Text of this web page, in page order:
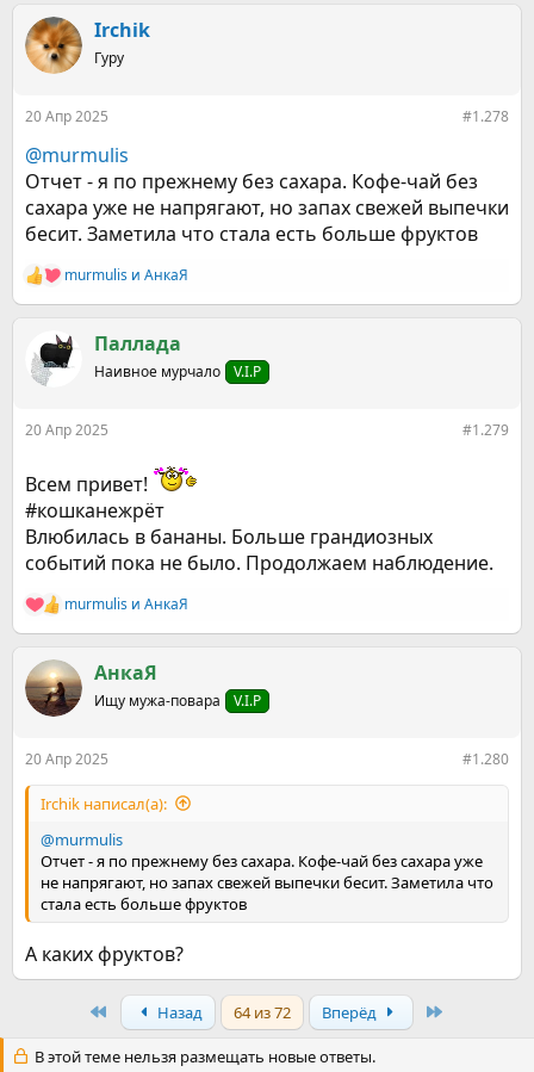
к
ц
и
Irchik
Гуру
20 Апр 2025 #1.278
@murmulis
Отчет - я по прежнему без сахара. Кофе-чай без
сахара уже не напрягают, но запах свежей выпечки
бесит. Заметила что стала есть больше фруктов
Р
е
ц
и
murmulis и АнкаЯ
Паллада
Наивное мурчало V.I.P
20 Апр 2025 #1.279
Всем привет!
#кошканежрёт
Влюбилась в бананы. Больше грандиозных
событий пока не было. Продолжаем наблюдение.
Р
е
к
ц
и
murmulis и АнкаЯ
АнкаЯ
Ищу мужа-повара V.I.P
20 Апр 2025 #1.280
Irchik написал(а):
@murmulis
Отчет - я по прежнему без сахара. Кофе-чай без сахара уже
не напрягают, но запах свежей выпечки бесит. Заметила что
стала есть больше фруктов
А каких фруктов?
Назад 64 из 72 Вперёд
В этой теме нельзя размещать новые ответы.